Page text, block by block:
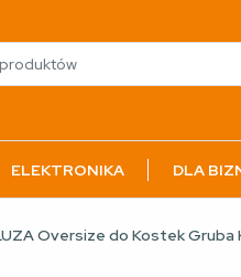
ELEKTRONIKA DLA
Oversize do Kostek Gruba